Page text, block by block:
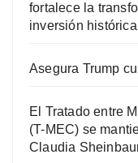
fortalece la
inversión histórica
Asegura Trump
El Tratado entre
(T-MEC) se
Claudia